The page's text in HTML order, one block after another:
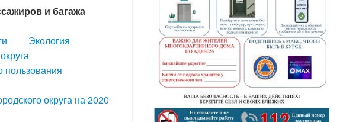
и багажа
Экология
пользования
округа на 2020